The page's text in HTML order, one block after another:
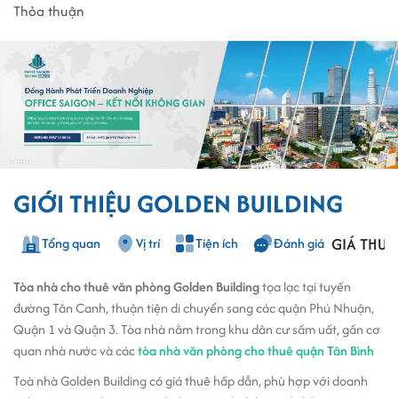
Thỏa thuận
GIỚI THIỆU GOLDEN BUILDING
Tổng quan Vị trí Tiện ích Đánh giá GIÁ
Tòa nhà cho thuê văn phòng Golden Buildingtọa lạc tại tuyến
đường Tân Canh, thuận tiện di chuyển sang các quận Phú Nhuận,
Quận 1 và Quận 3. Tòa nhà nằm trong khu dân cư sầm uất, gần cơ
quan nhà nước và cáctòa nhà văn phòng cho thuê quận Tân Bình
Toà nhà Golden Building có giá thuê hấp dẫn, phù hợp với doanh